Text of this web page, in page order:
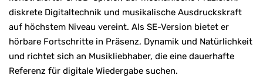
diskrete Digitaltechnik und musikalische Ausdruckskraft
auf höchstem Niveau vereint. Als SE-Version bietet er
hörbare Fortschritte in Präsenz, Dynamik und Natürlichkeit
und richtet sich an Musikliebhaber, die eine dauerhafte
Referenz für digitale Wiedergabe suchen.